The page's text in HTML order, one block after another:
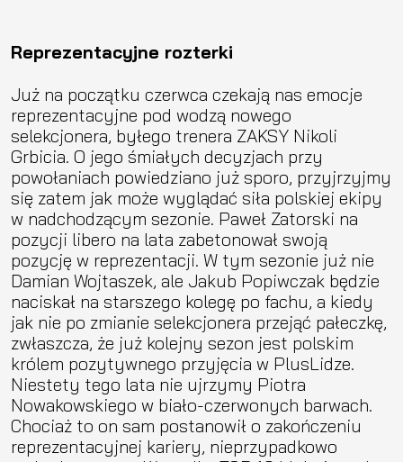
Reprezentacyjne rozterki
Już na początku czerwca czekają nas emocje
reprezentacyjne pod wodzą nowego
selekcjonera, byłego trenera ZAKSY Nikoli
Grbicia. O jego śmiałych decyzjach przy
powołaniach powiedziano już sporo, przyjrzyjmy
się zatem jak może wyglądać siła polskiej ekipy
w nadchodzącym sezonie. Paweł Zatorski na
pozycji libero na lata zabetonował swoją
pozycję w reprezentacji. W tym sezonie już nie
Damian Wojtaszek, ale Jakub Popiwczak będzie
naciskał na starszego kolegę po fachu, a kiedy
jak nie po zmianie selekcjonera przejąć pałeczkę,
zwłaszcza, że już kolejny sezon jest polskim
królem pozytywnego przyjęcia w PlusLidze.
Niestety tego lata nie ujrzymy Piotra
Nowakowskiego w biało-czerwonych barwach.
Chociaż to on sam postanowił o zakończeniu
reprezentacyjnej kariery, nieprzypadkowo